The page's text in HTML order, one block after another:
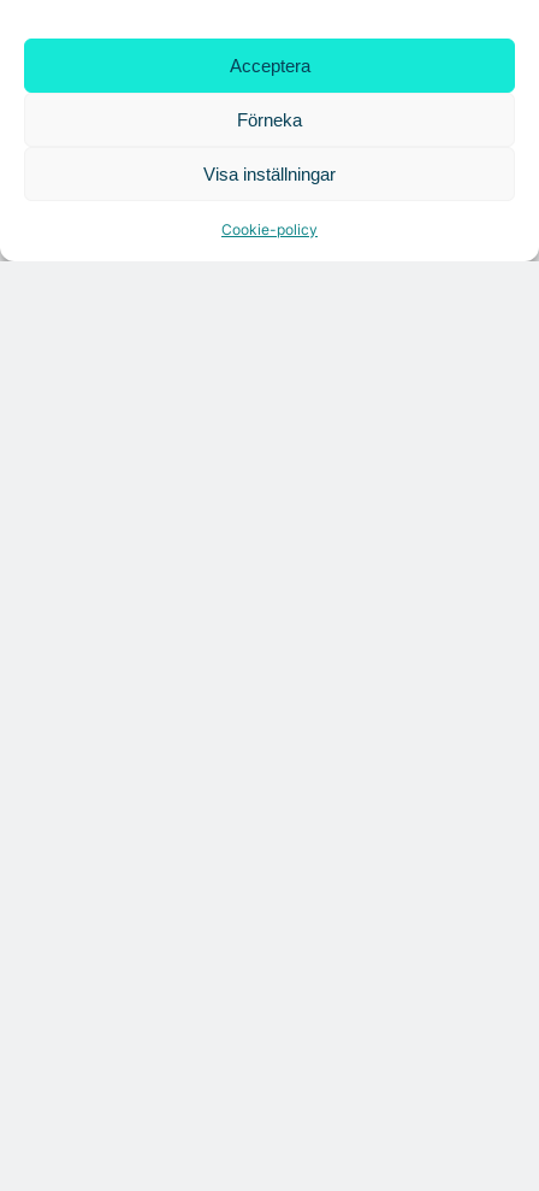
Acceptera
Förneka
Visa inställningar
Cookie-policy
7A återöppnar mötesvåning på Vasagatan
Croisette rådgivare vid fastighetsaffär